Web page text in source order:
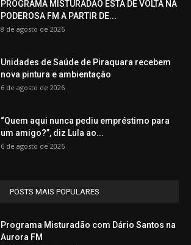
PROGRAMA MISTURADÃO ESTÁ DE VOLTA NA
PODEROSA FM A PARTIR DE...
8 de agosto de 2026
Unidades de Saúde de Piraquara recebem
nova pintura e ambientação
6 de agosto de 2026
“Quem aqui nunca pediu empréstimo para
um amigo?”, diz Lula ao...
6 de agosto de 2026
POSTS MAIS POPULARES
Programa Misturadão com Dário Santos na
Aurora FM